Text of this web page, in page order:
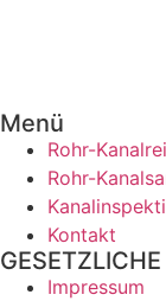
Menü
Rohr-
Rohr-
Kontakt
Impressum